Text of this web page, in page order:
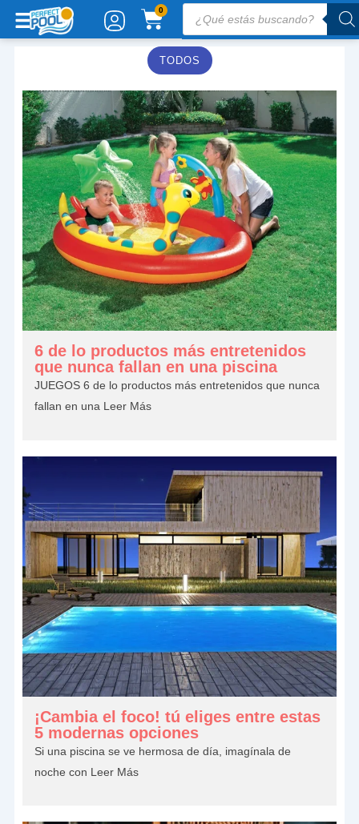
contenido
0
CARRITO
productos
TODOS
6 de lo productos más entretenidos
que nunca fallan en una piscina
JUEGOS 6 de lo productos más entretenidos que nunca
fallan en una Leer Más
¡Cambia el foco! tú eliges entre estas
5 modernas opciones
Si una piscina se ve hermosa de día, imagínala de
noche con Leer Más